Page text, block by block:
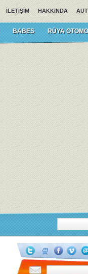
HAKKINDA
İLETIŞIM
BABES RÜYA